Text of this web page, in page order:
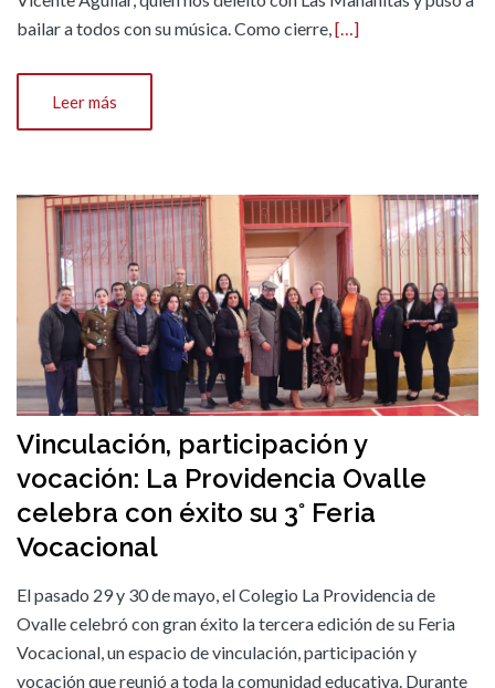
bailar a todos con su música. Como cierre, […]
Leer más
Vinculación, participación y
vocación: La Providencia Ovalle
celebra con éxito su 3° Feria
Vocacional
El pasado 29 y 30 de mayo, el Colegio La Providencia de
Ovalle celebró con gran éxito la tercera edición de su Feria
Vocacional, un espacio de vinculación, participación y
vocación que reunió a toda la comunidad educativa. Durante